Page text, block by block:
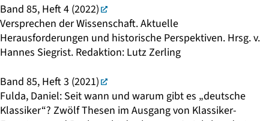
Band 85, Heft 4 (2022)
Versprechen der Wissenschaft. Aktuelle
Herausforderungen und historische Perspektiven. Hrsg. v.
Hannes Siegrist. Redaktion: Lutz Zerling
Band 85, Heft 3 (2021)
Fulda, Daniel: Seit wann und warum gibt es „deutsche
Klassiker“? Zwölf Thesen im Ausgang von Klassiker-